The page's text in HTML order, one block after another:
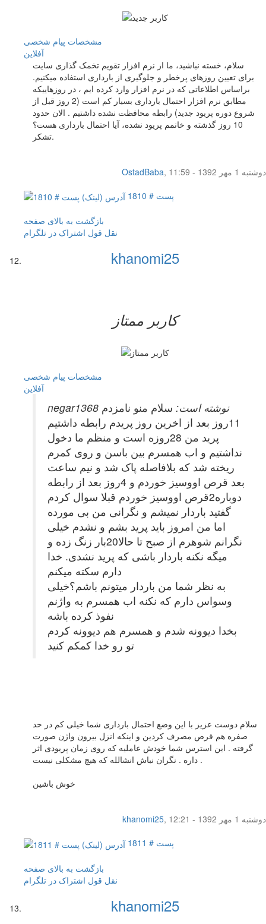
مشخصات پیام شخصی
آفلاين
سلام، خسته نباشید، ما از نرم افزار تقویم تخمک گذاری سایت
برای تعیین روزهای پرخطر و جلوگیری از بارداری استفاده میکنیم.
براساس اطلاعاتی که در نرم افزار وارد کرده ایم ، در روزهاییکه
مطابق نرم افزار احتمال بارداری بسیار کم است (2 روز قبل از
شروع دوره پریود جدید) رابطه محافظت نشده داشتیم . الان حدود
10 روز گذشته و خانمم پریود نشده، آیا احتمال بارداری هست؟
تشکر.
OstadBaba,
دوشنبه 1 مهر 1392 - 11:59
پست # 1810
بازگشت به بالای صفحه
نقل قول اشتراک در تلگرام
khanomi25
کاربر ممتاز
مشخصات پیام شخصی
آفلاين
negar1368 نوشته است: سلام منو نامزدم
11روز بعد از اخرین روز پریدم رابطه داشتیم
پرید من 28روزه است و منظم ما دخول
نداشتیم و اب همسرم بین باسن و روی کمرم
ریخته شد که بلافاصله پاک شد و نیم ساعت
بعد قرص اووسیز خوردم و 4روز بعد از رابطه
دوباره2قرص اووسیز خوردم قبلا سوال کردم
گفتید باردار نمیشم و نگرانی من بی مورده
اما من امروز باید پرید بشم و نشدم خیلی
نگرانم شوهرم از صبح تا حالا20بار زنگ زده و
میگه نکنه باردار باشی که پرید نشدی. خدا
دارم سکته میکنم
به نظر شما من باردار میتونم باشم؟خیلی
وسواس دارم که نکنه اب همسرم به واژنم
نفوذ کرده باشه
بخدا دیوونه شدم و همسرم هم دیوونه کردم
تو رو خدا کمکم کنید
سلام دوست عزیز با این وضع احتمال بارداری شما خیلی کم در حد
صفره هم قرص مصرف کردین و اینکه انزل بیرون واژن صورت
گرفته . این استرس شما خودش عاملیه که روی زمان پریودی اثر
داره . نگران نباش انشالله که هیچ مشکلی نیست .
خوش باشین
khanomi25,
دوشنبه 1 مهر 1392 - 12:21
پست # 1811
بازگشت به بالای صفحه
نقل قول اشتراک در تلگرام
khanomi25